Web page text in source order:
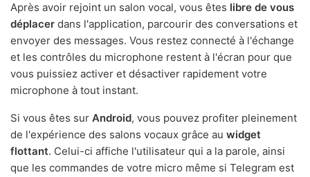
Après avoir rejoint un salon vocal, vous êtes libre de vous
déplacer dans l'application, parcourir des conversations et
envoyer des messages. Vous restez connecté à l'échange
et les contrôles du microphone restent à l'écran pour que
vous puissiez activer et désactiver rapidement votre
microphone à tout instant.
Si vous êtes sur Android, vous pouvez profiter pleinement
de l'expérience des salons vocaux grâce au widget
flottant. Celui-ci affiche l'utilisateur qui a la parole, ainsi
que les commandes de votre micro même si Telegram est